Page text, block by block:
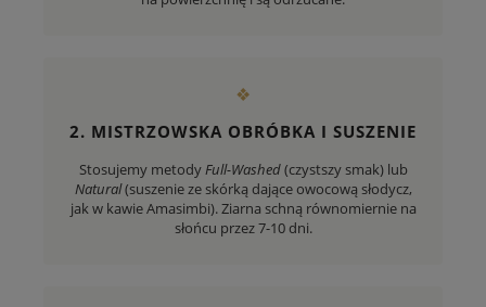
❖
2. MISTRZOWSKA OBRÓBKA I SUSZENIE
Stosujemy metodyFull-Washed(czystszy smak) lub
Natural(suszenie ze skórką dające owocową słodycz,
jak w kawie Amasimbi). Ziarna schną równomiernie na
słońcu przez 7-10 dni.